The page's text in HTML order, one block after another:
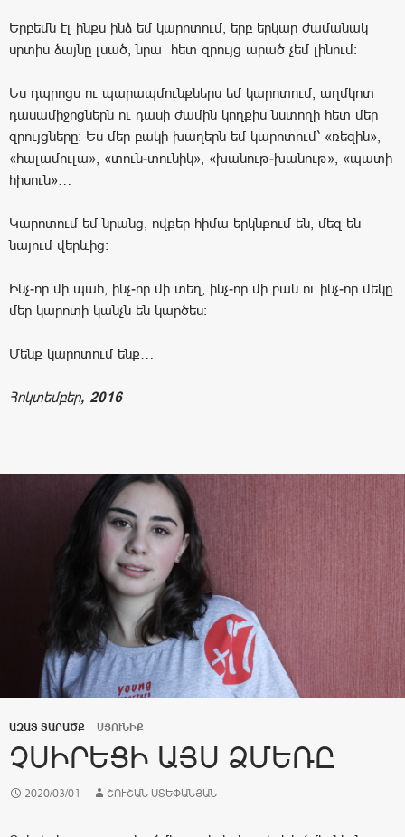
Երբեմն էլ ինքս ինձ եմ կարոտում, երբ երկար ժամանակ
սրտիս ձայնը լսած, նրա հետ զրույց արած չեմ լինում:
Ես դպրոցս ու պարապմունքներս եմ կարոտում, աղմկոտ
դասամիջոցներն ու դասի ժամին կողքիս նստողի հետ մեր
զրույցները: Ես մեր բակի խաղերն եմ կարոտում՝ «ռեզին»,
«հալամուլա», «տուն-տունիկ», «խանութ-խանութ», «պատի
հիսուն»…
Կարոտում եմ նրանց, ովքեր հիմա երկնքում են, մեզ են
նայում վերևից:
Ինչ-որ մի պահ, ինչ-որ մի տեղ, ինչ-որ մի բան ու ինչ-որ մեկը
մեր կարոտի կանչն են կարծես:
Մենք կարոտում ենք…
Հոկտեմբեր, 2016
ԱԶԱՏ ՏԱՐԱԾՔ ՍՅՈՒՆԻՔ
ՉՍԻՐԵՑԻ ԱՅՍ ՁՄԵՌԸ
2020/03/01 ՇՈՒՇԱՆ ՍՏԵՓԱՆՅԱՆ